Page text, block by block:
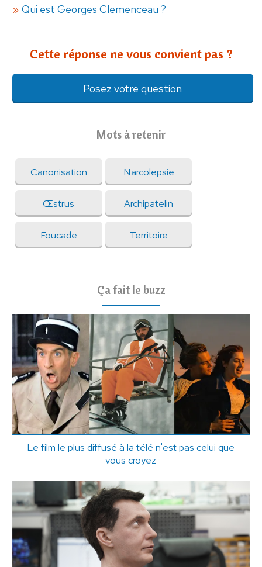
Qui est Georges Clemenceau ?
Cette réponse ne vous convient pas ?
Posez votre question
Mots à retenir
Canonisation Narcolepsie
Œstrus Archipatelin
Foucade Territoire
Ça fait le buzz
Le film le plus diffusé à la télé n'est pas celui que
vous croyez